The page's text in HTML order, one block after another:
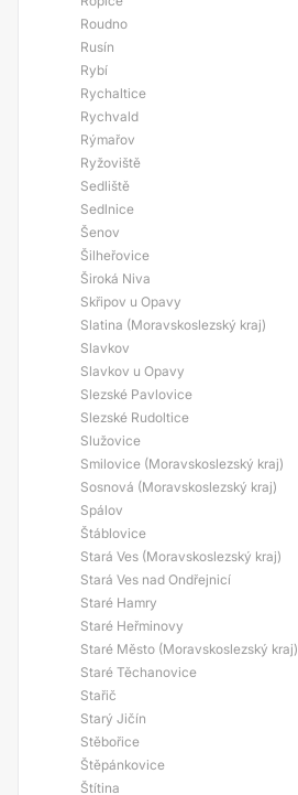
Roudno
Rusín
Rybí
Rychaltice
Rychvald
Rýmařov
Ryžoviště
Sedliště
Sedlnice
Šenov
Šilheřovice
Široká Niva
Skřipov u Opavy
Slatina (Moravskoslezský kraj)
Slavkov
Slavkov u Opavy
Slezské Pavlovice
Slezské Rudoltice
Služovice
Smilovice (Moravskoslezský kraj)
Sosnová (Moravskoslezský kraj)
Spálov
Štáblovice
Stará Ves (Moravskoslezský kraj)
Stará Ves nad Ondřejnicí
Staré Hamry
Staré Heřminovy
Staré Město (Moravskoslezský kraj)
Staré Těchanovice
Stařič
Starý Jičín
Stěbořice
Štěpánkovice
Štítina